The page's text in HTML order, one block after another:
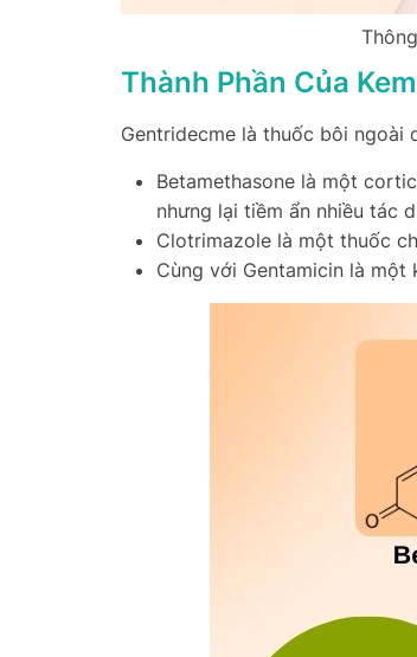
Thành Phần Của
Gentridecme là thuốc bôi ngoài
Betamethasone là một
nhưng lại tiềm ẩn nhiều tác
Clotrimazole là một thuốc
Cùng với Gentamicin là một